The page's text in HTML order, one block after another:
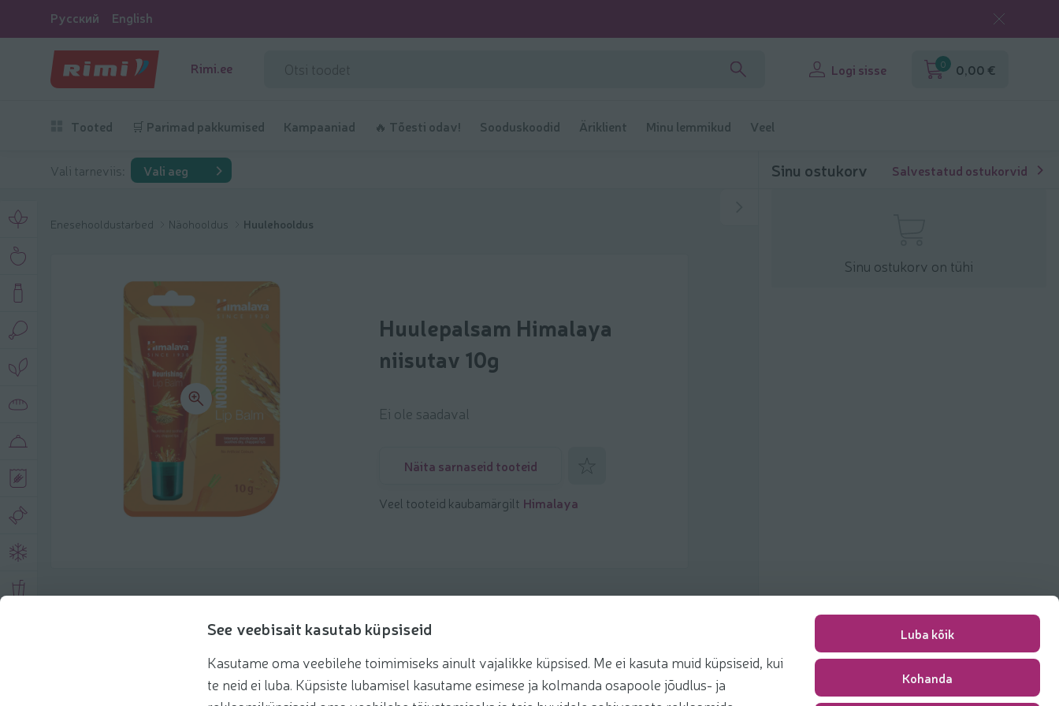
See veebisait kasutab küpsiseid
Kasutame oma veebilehe toimimiseks ainult vajalikke küpsised. Me ei kasuta muid küpsiseid, kui
te neid ei luba. Küpsiste lubamisel kasutame esimese ja kolmanda osapoole jõudlus- ja
Luba kõik
Kohanda
Русский English
Rimi.ee Logi sisse 0 0,00 €
Tooted 🛒 Parimad pakkumised Kampaaniad 🔥 Tõesti odav! Sooduskoodid Äriklient Minu lemmikud Veel
Vali tarneviis: Vali aeg
Enesehooldustarbed Näohooldus Huulehooldus
Huulepalsam Himalaya
niisutav 10g
Ei ole saadaval
Näita sarnaseid tooteid
Veel tooteid kaubamärgilt Himalaya
Soovitatud tooted
Sinu ostukorv Salvestatud ostukorvid
Sinu ostukorv on tühi